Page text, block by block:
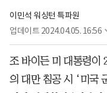
이민석 워싱턴 특파원
업데이트 2024.04.05. 16:56
조 바이든 미 대통령이
의 대만 침공 시 ‘미국